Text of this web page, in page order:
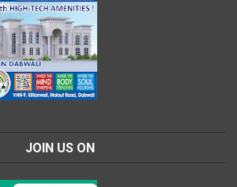
JOIN US ON